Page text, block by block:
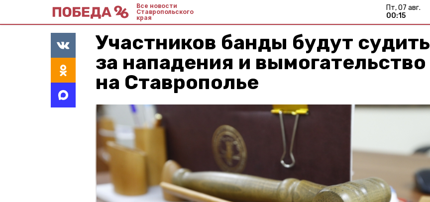
Все новости
Ставропольского
края
пт, 07 авг.
00:15
Участников банды будут судить
за нападения и вымогательство
на Ставрополье